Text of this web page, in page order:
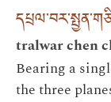
tralwar chen
Bearing a
the three